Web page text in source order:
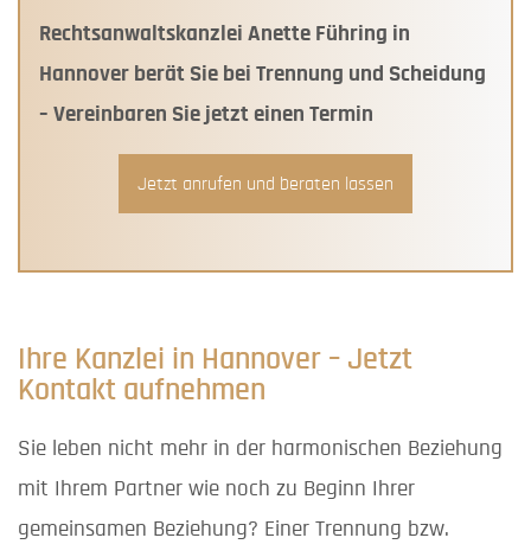
Rechtsanwaltskanzlei Anette Führing in
Hannover berät Sie bei Trennung und Scheidung
– Vereinbaren Sie jetzt einen Termin
Jetzt anrufen und beraten lassen
Ihre Kanzlei in Hannover – Jetzt
Kontakt aufnehmen
Sie leben nicht mehr in der harmonischen Beziehung
mit Ihrem Partner wie noch zu Beginn Ihrer
gemeinsamen Beziehung? Einer Trennung bzw.